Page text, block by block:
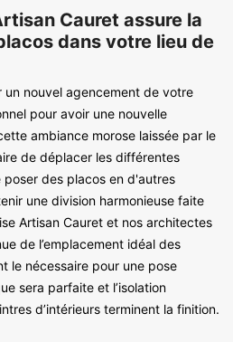
Cauret assure la
dans votre lieu de
un nouvel agencement de votre
pour avoir une nouvelle
ambiance morose laissée par le
de déplacer les différentes
des placos en d'autres
une division harmonieuse faite
Artisan Cauret et nos architectes
de l’emplacement idéal des
le nécessaire pour une pose
sera parfaite et l’isolation
d’intérieurs terminent la finition.